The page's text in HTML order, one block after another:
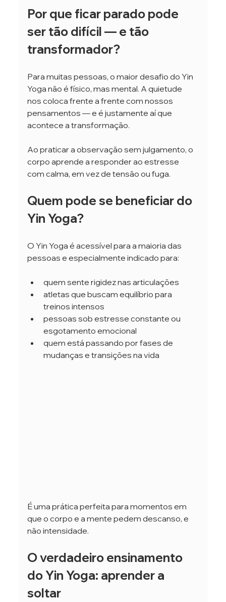
Por que ficar parado pode
ser tão difícil — e tão
transformador?
Para muitas pessoas, o maior desafio do Yin
Yoga não é físico, mas mental. A quietude
nos coloca frente a frente com nossos
pensamentos — e é justamente aí que
acontece a transformação.
Ao praticar a observação sem julgamento, o
corpo aprende a responder ao estresse
com calma, em vez de tensão ou fuga.
Quem pode se beneficiar do
Yin Yoga?
O Yin Yoga é acessível para a maioria das
pessoas e especialmente indicado para:
quem sente rigidez nas articulações
atletas que buscam equilíbrio para
treinos intensos
pessoas sob estresse constante ou
esgotamento emocional
quem está passando por fases de
mudanças e transições na vida
É uma prática perfeita para momentos em
que o corpo e a mente pedem descanso, e
não intensidade.
O verdadeiro ensinamento
do Yin Yoga: aprender a
soltar